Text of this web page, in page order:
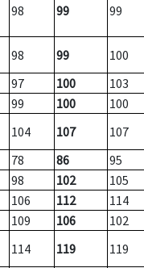
98 99 99
98 99
100
97 100
103
99 100
100
104 107
107
78 86
95
98 102
105
106 112
114
109 106
102
114 119
119